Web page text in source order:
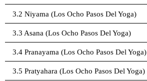
3.2 Niyama (Los Ocho Pasos Del Yoga)
3.3 Asana (Los Ocho Pasos Del Yoga)
3.4 Pranayama (Los Ocho Pasos Del Yoga)
3.5 Pratyahara (Los Ocho Pasos Del Yoga)